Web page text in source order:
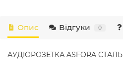
Опис Відгуки 0
АУДІОРОЗЕТКА ASFORA СТАЛЬ